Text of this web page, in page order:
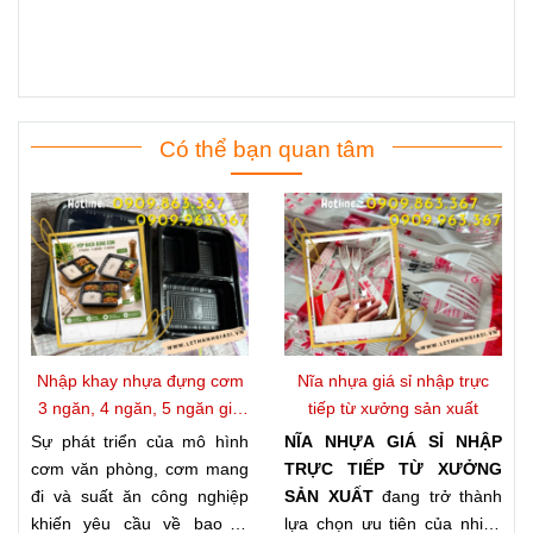
Có thể bạn quan tâm
Nhập khay nhựa đựng cơm
3 ngăn, 4 ngăn, 5 ngăn giá
kho
Sự phát triển của mô hình
cơm văn phòng, cơm mang
đi và suất ăn công nghiệp
khiến yêu cầu về bao bì
Nĩa nhựa giá sỉ nhập trực
tiếp từ xưởng sản xuất
NĨA NHỰA GIÁ SỈ NHẬP
TRỰC TIẾP TỪ XƯỞNG
SẢN XUẤT đang trở thành
lựa chọn ưu tiên của nhiều